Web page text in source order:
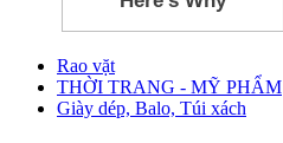
Rao vặt
THỜI TRANG - MỸ PHẨM
Giày dép, Balo, Túi xách